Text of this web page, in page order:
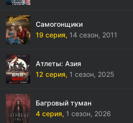
Самогонщики
19 серия, 14 сезон, 2011
Атлеты: Азия
12 серия, 1 сезон, 2025
Багровый туман
4 серия, 1 сезон, 2026